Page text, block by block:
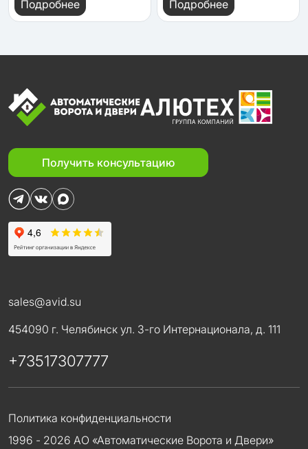
Подробнее Подробнее
Получить консультацию
sales@avid.su
454090 г. Челябинск ул. 3-го Интернационала, д. 111
+73517307777
Политика конфиденциальности
1996 - 2026 АО «Автоматические Ворота и Двери»